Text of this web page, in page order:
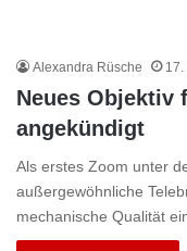
Alexandra Rüsche 17.
Neues Objektiv
angekündigt
Als erstes Zoom unter
außergewöhnliche
mechanische Qualität